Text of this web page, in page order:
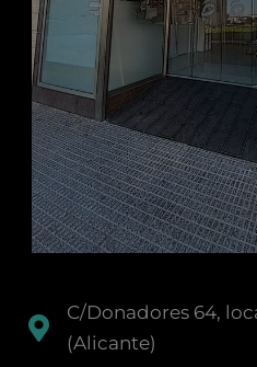
C/Donadores 64,
(Alicante)